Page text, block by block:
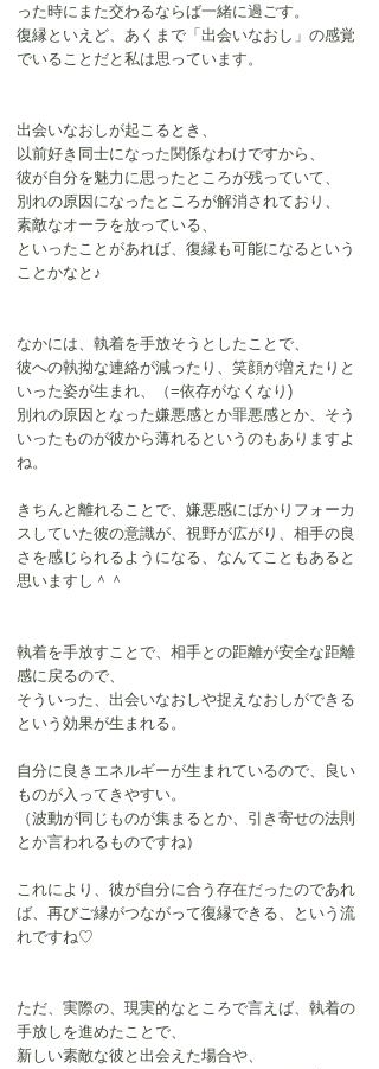
った時にまた交わるならば一緒に過ごす。
復縁といえど、あくまで「出会いなおし」の感覚
でいることだと私は思っています。
出会いなおしが起こるとき、
以前好き同士になった関係なわけですから、
彼が自分を魅力に思ったところが残っていて、
別れの原因になったところが解消されており、
素敵なオーラを放っている、
といったことがあれば、復縁も可能になるという
ことかなと♪
なかには、執着を手放そうとしたことで、
彼への執拗な連絡が減ったり、笑顔が増えたりと
いった姿が生まれ、（=依存がなくなり)
別れの原因となった嫌悪感とか罪悪感とか、そう
いったものが彼から薄れるというのもありますよ
ね。
きちんと離れることで、嫌悪感にばかりフォーカ
スしていた彼の意識が、視野が広がり、相手の良
さを感じられるようになる、なんてこともあると
思いますし＾＾
執着を手放すことで、相手との距離が安全な距離
感に戻るので、
そういった、出会いなおしや捉えなおしができる
という効果が生まれる。
自分に良きエネルギーが生まれているので、良い
ものが入ってきやすい。
（波動が同じものが集まるとか、引き寄せの法則
とか言われるものですね）
これにより、彼が自分に合う存在だったのであれ
ば、再びご縁がつながって復縁できる、という流
れですね♡
ただ、実際の、現実的なところで言えば、執着の
手放しを進めたことで、
新しい素敵な彼と出会えた場合や、